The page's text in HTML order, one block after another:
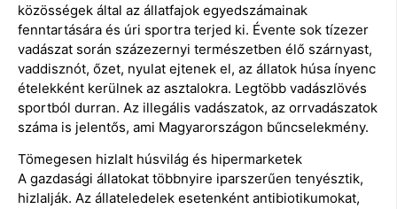
közösségek által az állatfajok egyedszámainak
fenntartására és úri sportra terjed ki. Évente sok tízezer
vadászat során százezernyi természetben élő szárnyast,
vaddisznót, őzet, nyulat ejtenek el, az állatok húsa ínyenc
ételekként kerülnek az asztalokra. Legtöbb vadászlövés
sportból durran. Az illegális vadászatok, az orrvadászatok
száma is jelentős, ami Magyarországon bűncselekmény.
Tömegesen hizlalt húsvilág és hipermarketek
A gazdasági állatokat többnyire iparszerűen tenyésztik,
hizlalják. Az állateledelek esetenként antibiotikumokat,